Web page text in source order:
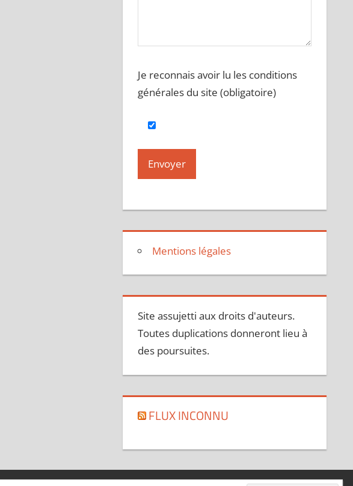
Je reconnais avoir lu les conditions
générales du site (obligatoire)
Mentions légales
Site assujetti aux droits d'auteurs.
Toutes duplications donneront lieu à
des poursuites.
FLUX INCONNU